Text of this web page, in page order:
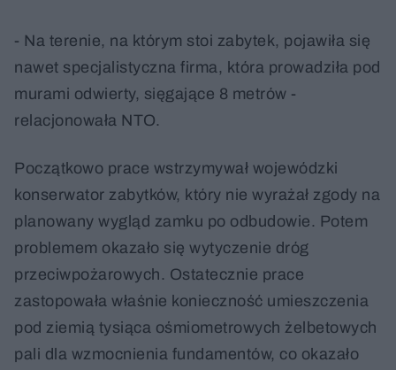
- Na terenie, na którym stoi zabytek, pojawiła się
nawet specjalistyczna firma, która prowadziła pod
murami odwierty, sięgające 8 metrów -
relacjonowała NTO.
Początkowo prace wstrzymywał wojewódzki
konserwator zabytków, który nie wyrażał zgody na
planowany wygląd zamku po odbudowie. Potem
problemem okazało się wytyczenie dróg
przeciwpożarowych. Ostatecznie prace
zastopowała właśnie konieczność umieszczenia
pod ziemią tysiąca ośmiometrowych żelbetowych
pali dla wzmocnienia fundamentów, co okazało